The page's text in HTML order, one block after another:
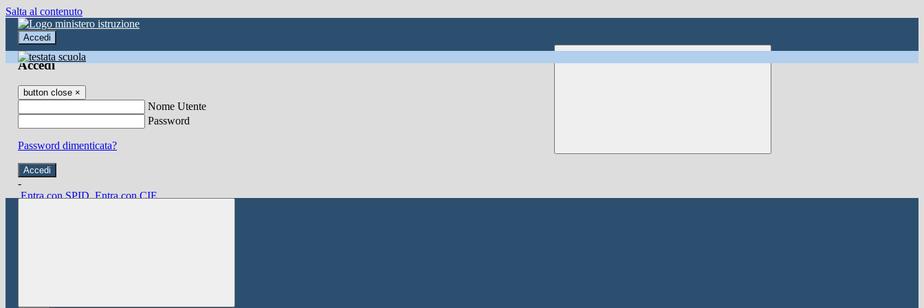
Salta al contenuto
Accedi
Accedi
button close ×
Nome Utente
Password
Password dimenticata?
-
Entra con SPID Entra con CIE
button close ×